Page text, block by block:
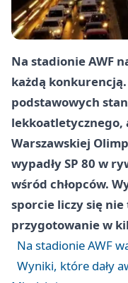
Na stadionie AWF
każdą konkurencją.
podstawowych
lekkoatletycznego,
Warszawskiej
wypadły SP 80 w
wśród chłopców.
sporcie liczy się
przygotowanie w
Na stadionie AWF
Wyniki, które dały